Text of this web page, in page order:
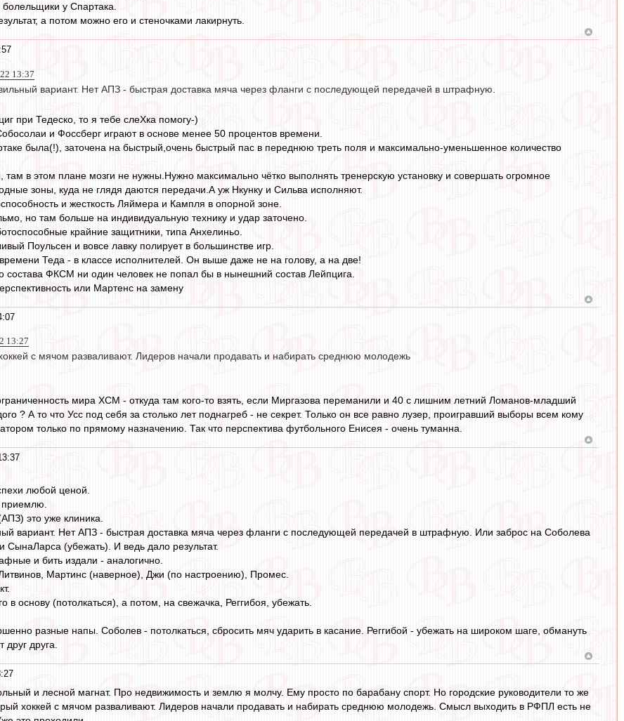
у Спартака.
а потом можно его и стеночками лакирнуть.
13:37
вариант. Нет АПЗ - быстрая доставка мяча через фланги с последующей передачей в штрафную.
при Тедеско, то я тебе слеХка помогу-)
и Фоссберг играют в основе менее 50 процентов времени.
была(!), заточена на быстрый,очень быстрый пас в переднюю треть поля и максимально-уменьшенное количество
там в этом плане мозги не нужны.Нужно максимально чётко выполнять тренерскую установку и совершать огромное
зоны, куда не глядя даются передачи.А уж Нкунку и Сильва исполняют.
и жесткость Ляймера и Кампля в опорной зоне.
но там больше на индивидуальную технику и удар заточено.
крайние защитники, типа Анхелиньо.
Поульсен и вовсе лавку полирует в большинстве игр.
Теда - в классе исполнителей. Он выше даже не на голову, а на две!
состава ФКСМ ни один человек не попал бы в нынешний состав Лейпцига.
или Мартенс на замену
13:27
с мячом разваливают. Лидеров начали продавать и набирать среднюю молодежь
мира ХСМ - откуда там кого-то взять, если Миргазова переманили и 40 с лишним летний Ломанов-младший
? А то что Усс под себя за столько лет поднагреб - не секрет. Только он все равно лузер, проигравший выборы всем кому
только по прямому назначению. Так что перспектива футбольного Енисея - очень туманна.
любой ценой.
это уже клиника.
вариант. Нет АПЗ - быстрая доставка мяча через фланги с последующей передачей в штрафную. Или заброс на Соболева
СынаЛарса (убежать). И ведь дало результат.
и бить издали - аналогично.
Мартинс (наверное), Джи (по настроению), Промес.
в основу (потолкаться), а потом, на свежачка, Реггибоя, убежать.
разные напы. Соболев - потолкаться, сбросить мяч ударить в касание. Реггибой - убежать на широком шаге, обмануть
друга.
и лесной магнат. Про недвижимость и землю я молчу. Ему просто по барабану спорт. Но городские руководители то же
хоккей с мячом разваливают. Лидеров начали продавать и набирать среднюю молодежь. Смысл выходить в РФПЛ есть не